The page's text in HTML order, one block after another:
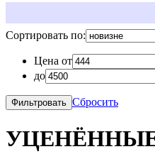
Сортировать по:
Цена от
до
Сбросить